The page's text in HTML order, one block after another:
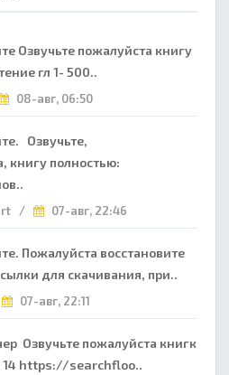
Озвучьте пожалуйста книгу
гл 1- 500..
08-авг, 06:50
Озвучьте,
книгу полностью:
/ 07-авг, 22:46
Пожалуйста восстановите
для скачивания, при..
07-авг, 22:11
Озвучьте пожалуйста книгк
14 https://searchfloo..